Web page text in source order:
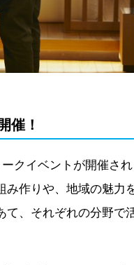
催！
クイベントが開催さ
作りや、地域の魅力
、それぞれの分野で